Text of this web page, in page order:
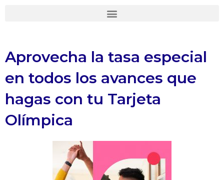
Aprovecha la tasa especial
en todos los avances que
hagas con tu Tarjeta
Olímpica